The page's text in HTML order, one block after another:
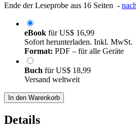
Ende der Leseprobe aus 16 Seiten -
eBook fürUS$ 16,99
Sofort herunterladen. Inkl. MwSt.
Format: PDF – für alle Geräte
Buch fürUS$ 18,99
Versand weltweit
In den Warenkorb
Details